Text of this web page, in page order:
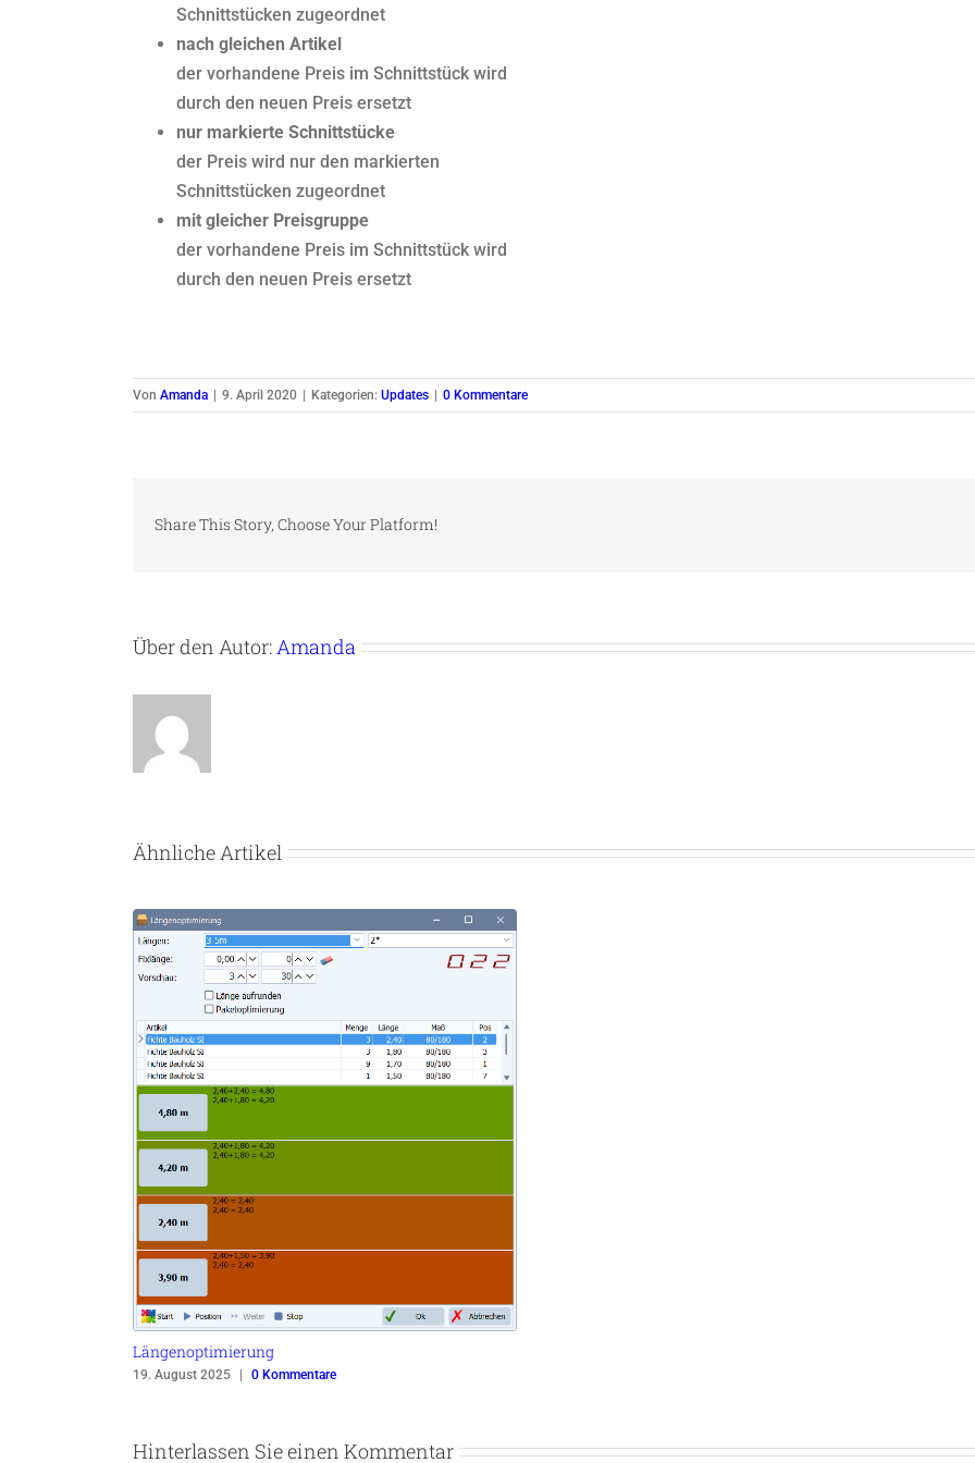
Schnittstücken zugeordnet
nach gleichen Artikel
der vorhandene Preis im Schnittstück wird
durch den neuen Preis ersetzt
nur markierte Schnittstücke
der Preis wird nur den markierten
Schnittstücken zugeordnet
mit gleicher Preisgruppe
der vorhandene Preis im Schnittstück wird
durch den neuen Preis ersetzt
Von Amanda 9. April 2020 Kategorien: Updates 0 Kommentare
Share This Story, Choose Your Platform!
Über den Autor: Amanda
Ähnliche Artikel
Längenoptimierung
19. August 2025 0 Kommentare
Hinterlassen Sie einen Kommentar